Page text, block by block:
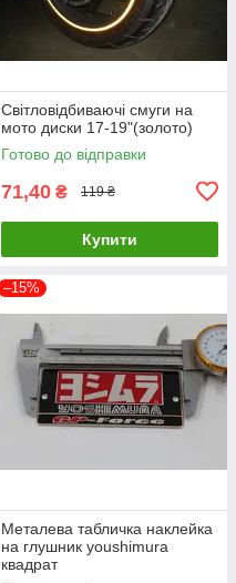
Світловідбиваючі смуги на
мото диски 17-19"(золото)
Готово до відправки
71,40 ₴ 119 ₴
Купити
–15%
Металева табличка наклейка
на глушник youshimura
квадрат